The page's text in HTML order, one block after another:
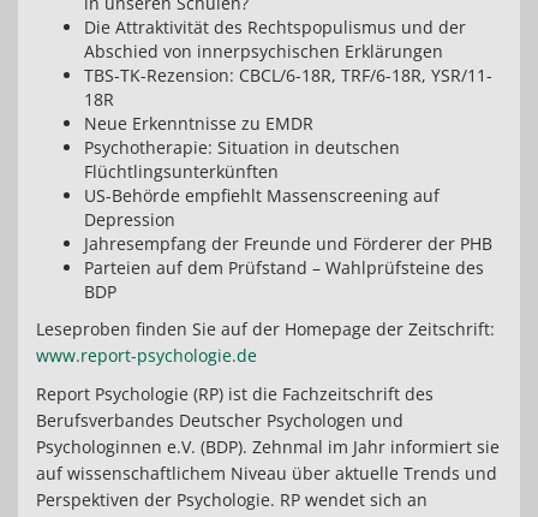
Die Attraktivität des Rechtspopulismus und der
Abschied von innerpsychischen Erklärungen
TBS-TK-Rezension: CBCL/6-18R, TRF/6-18R, YSR/11-
18R
Neue Erkenntnisse zu EMDR
Psychotherapie: Situation in deutschen
Flüchtlingsunterkünften
US-Behörde empfiehlt Massenscreening auf
Depression
Jahresempfang der Freunde und Förderer der PHB
Parteien auf dem Prüfstand – Wahlprüfsteine des
BDP
Leseproben finden Sie auf der Homepage der Zeitschrift:
www.report-psychologie.de
Report Psychologie (RP) ist die Fachzeitschrift des
Berufsverbandes Deutscher Psychologen und
Psychologinnen e.V. (BDP). Zehnmal im Jahr informiert sie
auf wissenschaftlichem Niveau über aktuelle Trends und
Perspektiven der Psychologie. RP wendet sich an